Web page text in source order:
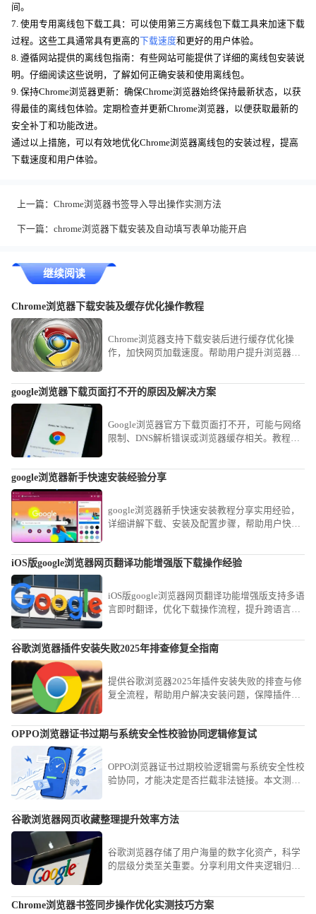
间。
7. 使用专用离线包下载工具：可以使用第三方离线包下载工具来加速下载
过程。这些工具通常具有更高的 下载速度和更好的用户体验。
8. 遵循网站提供的离线包指南：有些网站可能提供了详细的离线包安装说
明。仔细阅读这些说明，了解如何正确安装和使用离线包。
9. 保持Chrome浏览器更新：确保Chrome浏览器始终保持最新状态，以获
得最佳的离线包体验。定期检查并更新Chrome浏览器，以便获取最新的
安全补丁和功能改进。
通过以上措施，可以有效地优化Chrome浏览器离线包的安装过程，提高
下载速度和用户体验。
上一篇： Chrome浏览器书签导入导出操作实测方法
下一篇： chrome浏览器下载安装及自动填写表单功能开启
继续阅读
Chrome浏览器下载安装及缓存优化操作教程
Chrome浏览器支持下载安装后进行缓存优化操
作，加快网页加载速度。帮助用户提升浏览器性
google浏览器下载页面打不开的原因及解决方案
Google浏览器官方下载页面打不开，可能与网络
限制、DNS解析错误或浏览器缓存相关。教程分
google浏览器新手快速安装经验分享
google浏览器新手快速安装教程分享实用经验，
详细讲解下载、安装及配置步骤，帮助用户快速
iOS版google浏览器网页翻译功能增强版下载操作经验
iOS版google浏览器网页翻译功能增强版支持多语
言即时翻译，优化下载操作流程，提升跨语言网
谷歌浏览器插件安装失败2025年排查修复全指南
提供谷歌浏览器2025年插件安装失败的排查与修
复全流程，帮助用户解决安装问题，保障插件功
OPPO浏览器证书过期与系统安全性校验协同逻辑修复试
OPPO浏览器证书过期校验逻辑需与系统安全性校
验协同，才能决定是否拦截非法链接。本文测试
豁免协同逻辑进行合规连接。
谷歌浏览器网页收藏整理提升效率方法
谷歌浏览器存储了用户海量的数字化资产，科学
的层级分类至关重要。分享利用文件夹逻辑归
密的个人知识图谱，确保资讯获取毫秒级触达，
Chrome浏览器书签同步操作优化实测技巧方案